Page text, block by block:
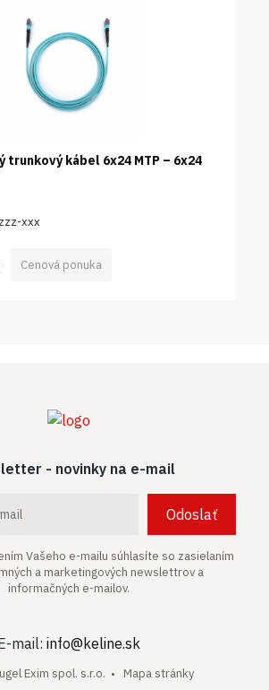
trunkový kábel 6x24 MTP – 6x24
xxx
Cenová ponuka
- novinky na e-mail
Odoslať
Vašeho e-mailu súhlasíte so zasielaním
a marketingových newslettrov a
informačných e-mailov.
mail: info@keline.sk
Exim spol. s.r.o. • Mapa stránky